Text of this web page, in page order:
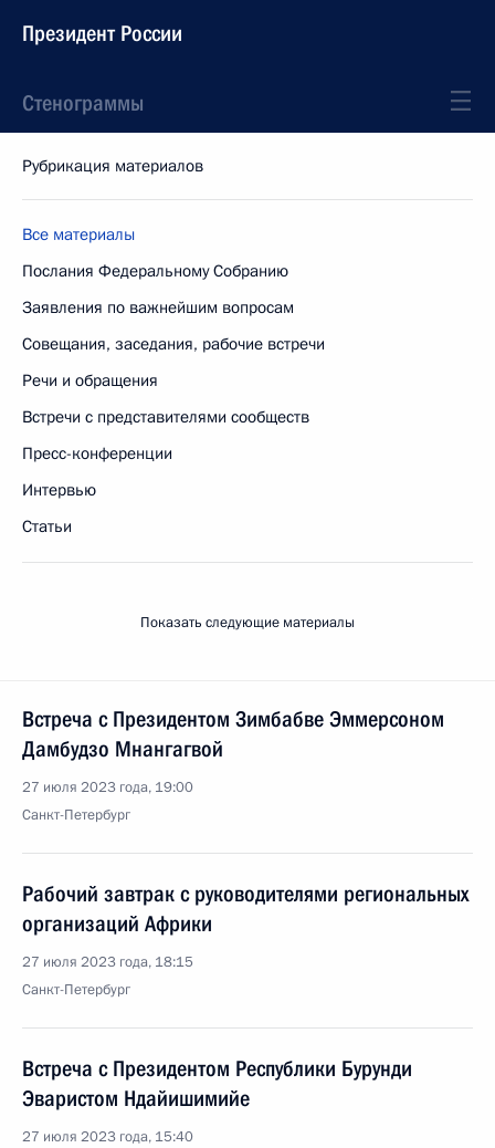
Президент России
Стенограммы
Рубрикация материалов
Все материалы
Послания Федеральному Собранию
Заявления по важнейшим вопросам
Совещания, заседания, рабочие встречи
Речи и обращения
Встречи с представителями сообществ
Пресс-конференции
Интервью
Статьи
Показать следующие материалы
Встреча с Президентом Зимбабве Эммерсоном
Дамбудзо Мнангагвой
27 июля 2023 года, 19:00
Санкт-Петербург
Рабочий завтрак с руководителями региональных
организаций Африки
27 июля 2023 года, 18:15
Санкт-Петербург
Встреча с Президентом Республики Бурунди
Эваристом Ндайишимийе
27 июля 2023 года, 15:40